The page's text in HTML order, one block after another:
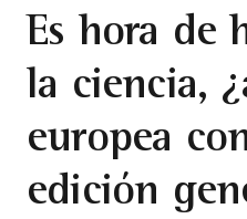
Es hora de
la ciencia,
europea
edición